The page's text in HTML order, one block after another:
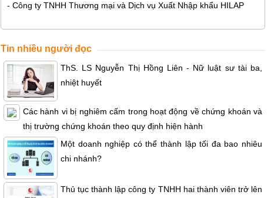
- Công ty TNHH Thương mại và Dịch vụ Xuất Nhập khẩu HILAP
Tin nhiều người đọc
ThS. LS Nguyễn Thị Hồng Liên - Nữ luật sư tài ba,
nhiệt huyết
Các hành vi bị nghiêm cấm trong hoạt động về chứng khoán và
thị trường chứng khoán theo quy định hiện hành
Một doanh nghiệp có thể thành lập tối đa bao nhiêu
chi nhánh?
Thủ tục thành lập công ty TNHH hai thành viên trở lên